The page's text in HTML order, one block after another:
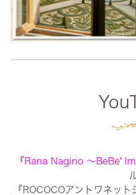
『Rana Nagino ～BeBe'
『ROCOCOアントワネッ